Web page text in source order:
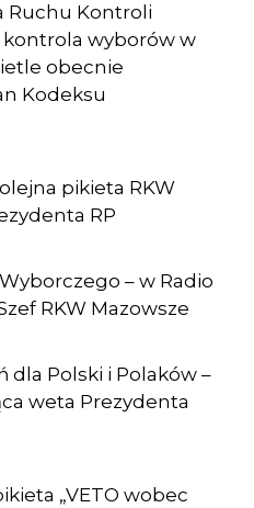
Ruchu Kontroli
kontrola wyborów w
obecnie
Kodeksu
pikieta RKW
RP
– w Radio
RKW Mazowsze
dla Polski i Polaków –
weta Prezydenta
„VETO wobec